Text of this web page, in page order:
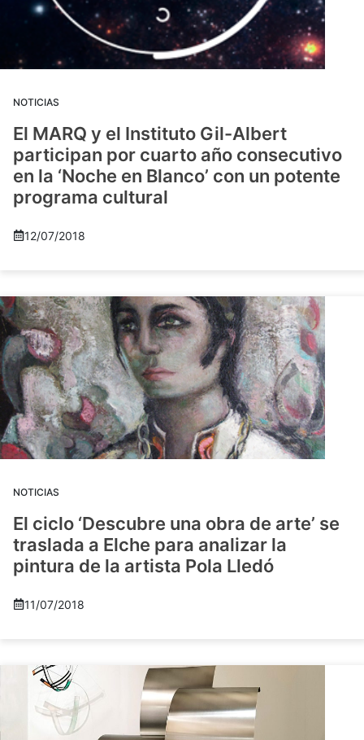
NOTICIAS
El MARQ y el Instituto Gil-Albert
participan por cuarto año consecutivo
en la ‘Noche en Blanco’ con un potente
programa cultural
12/07/2018
NOTICIAS
El ciclo ‘Descubre una obra de arte’ se
traslada a Elche para analizar la
pintura de la artista Pola Lledó
11/07/2018